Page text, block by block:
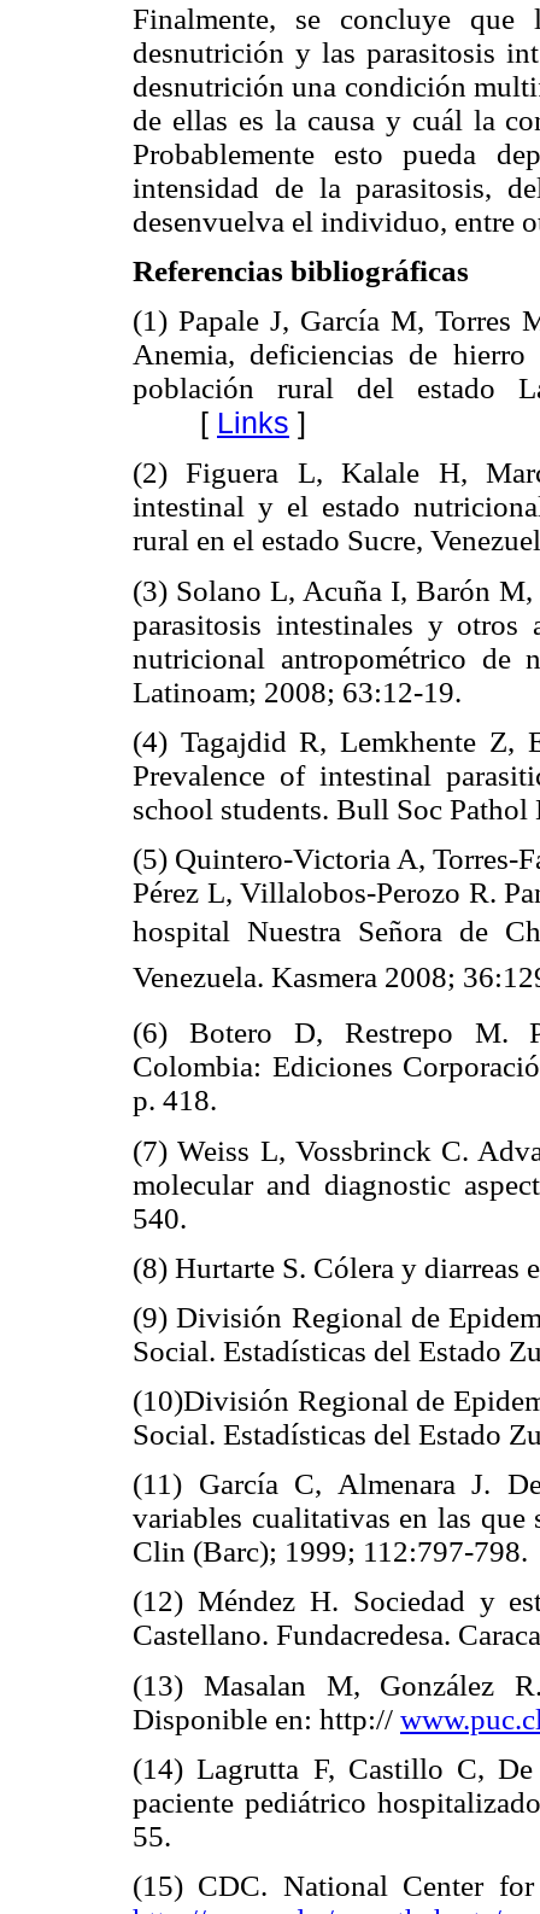
Finalmente, se concluye
desnutrición y las parasitosis
desnutrición una condición
de ellas es la causa y cuál la
Probablemente esto pueda
intensidad de la parasitosis,
desenvuelva el individuo, entre
Referencias bibliográficas
(1) Papale J, García M, Torres
Anemia, deficiencias de
población rural del estado
[ Links ]
(2) Figuera L, Kalale H,
intestinal y el estado
rural en el estado Sucre,
(3) Solano L, Acuña I, Barón
parasitosis intestinales y otros
nutricional antropométrico de
Latinoam; 2008; 63:12-19.
(4) Tagajdid R, Lemkhente
Prevalence of intestinal
school students. Bull Soc
(5) Quintero-Victoria A, Torres-
Pérez L, Villalobos-Perozo R.
hospital Nuestra Señora de
Venezuela. Kasmera 2008;
(6) Botero D, Restrepo M.
Colombia: Ediciones
p. 418.
(7) Weiss L, Vossbrinck C.
molecular and diagnostic
540.
(8) Hurtarte S. Cólera y diarreas
(9) División Regional de
Social. Estadísticas del Estado
(10)División Regional de
Social. Estadísticas del Estado
(11) García C, Almenara J.
variables cualitativas en las que
Clin (Barc); 1999; 112:797-798.
(12) Méndez H. Sociedad y
Castellano. Fundacredesa.
(13) Masalan M, González
Disponible en: http://
(14) Lagrutta F, Castillo C,
paciente pediátrico
55.
(15) CDC. National Center